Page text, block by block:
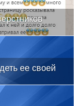
ее своей